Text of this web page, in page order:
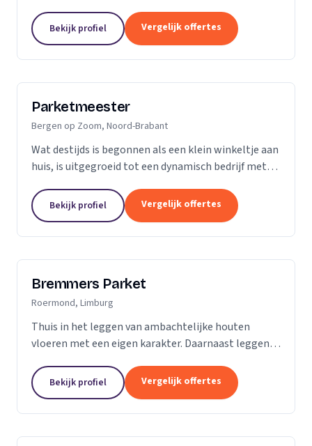
is in principe te produceren in elke vorm....
Bekijk profiel Vergelijk offertes
Parketmeester
Bergen op Zoom, Noord-Brabant
Wat destijds is begonnen als een klein winkeltje aan
huis, is uitgegroeid tot een dynamisch bedrijf met
mogelijkheden op het gebied van parket, kurk en...
Bekijk profiel Vergelijk offertes
Bremmers Parket
Roermond, Limburg
Thuis in het leggen van ambachtelijke houten
vloeren met een eigen karakter. Daarnaast leggen
soorten laminaat en PVC vloeren. Heeft u al een...
Bekijk profiel Vergelijk offertes